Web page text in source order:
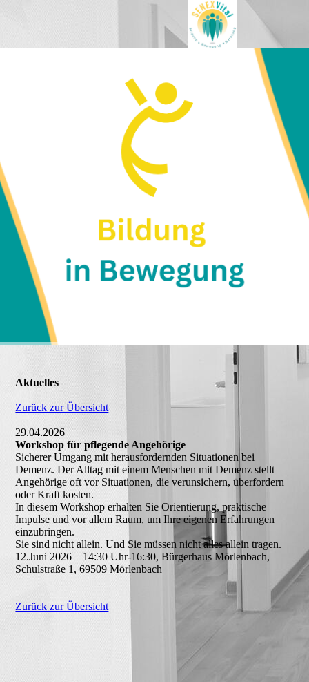
Aktuelles
Zurück zur Übersicht
29.04.2026
Workshop für pflegende Angehörige
Sicherer Umgang mit herausfordernden Situationen bei
Demenz. Der Alltag mit einem Menschen mit Demenz stellt
Angehörige oft vor Situationen, die verunsichern, überfordern
oder Kraft kosten.
In diesem Workshop erhalten Sie Orientierung, praktische
Impulse und vor allem Raum, um Ihre eigenen Erfahrungen
einzubringen.
Sie sind nicht allein. Und Sie müssen nicht alles allein tragen.
12.Juni 2026 – 14:30 Uhr-16:30, Bürgerhaus Mörlenbach,
Schulstraße 1, 69509 Mörlenbach
Zurück zur Übersicht